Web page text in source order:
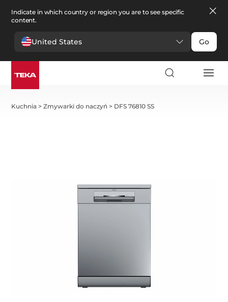
Indicate in which country or region you are to see specific
content.
United States Go
Kuchnia >Zmywarki do naczyń > DFS 76810 SS